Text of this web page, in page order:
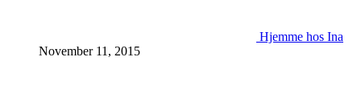
Hjemme hos Ina
November 11, 2015